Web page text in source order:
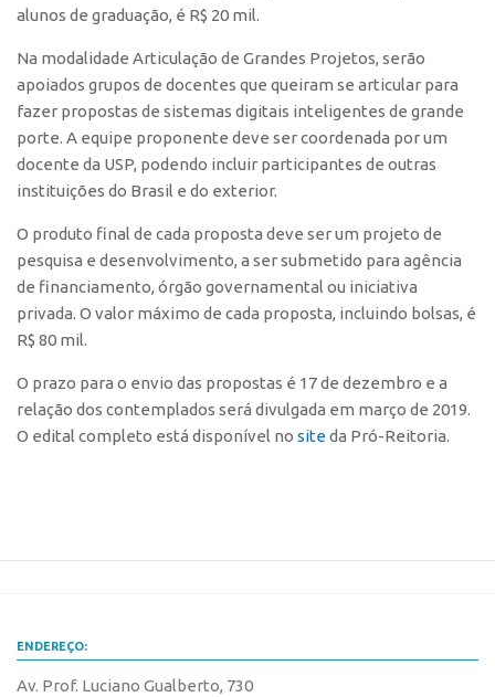
PIPE/FAPESP
SPRINT
Exceções
Programas
Conexão USP
Banco de Patentes
Inteligência Competitiva
Showroom de Tecnologias
Empreendedorismo
Jornada Empreendedora
Pesquisa
EMBRAPIIs
alunos de graduação, é R$ 20 mil.
Na modalidade Articulação de Grandes Projetos, serão
apoiados grupos de docentes que queiram se articular para
fazer propostas de sistemas digitais inteligentes de grande
porte. A equipe proponente deve ser coordenada por um
docente da USP, podendo incluir participantes de outras
instituições do Brasil e do exterior.
O produto final de cada proposta deve ser um projeto de
pesquisa e desenvolvimento, a ser submetido para agência
de financiamento, órgão governamental ou iniciativa
privada. O valor máximo de cada proposta, incluindo bolsas, é
R$ 80 mil.
O prazo para o envio das propostas é 17 de dezembro e a
relação dos contemplados será divulgada em março de 2019.
O edital completo está disponível no siteda Pró-Reitoria.
ENDEREÇO:
Av. Prof. Luciano Gualberto, 730